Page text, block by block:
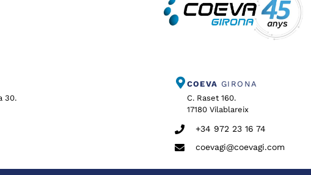
30.
COEVA GIRONA
C. Raset 160.
17180 Vilablareix
+34 972 23 16 74
coevagi@coevagi.com